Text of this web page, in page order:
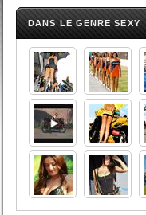
DANS LE GENRE SEXY